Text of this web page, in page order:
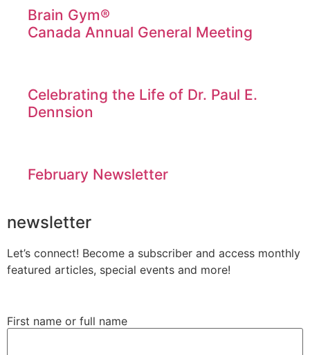
Brain Gym®
Canada Annual General Meeting
Celebrating the Life of Dr. Paul E.
Dennsion
February Newsletter
newsletter
Let’s connect! Become a subscriber and access monthly
featured articles, special events and more!
First name or full name